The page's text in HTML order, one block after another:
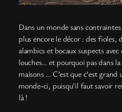
Dans un monde sans
plus encore le décor : des fioles,
alambics et bocaux suspects
louches… et pourquoi pas dans
maisons … C’est que c’est
monde-ci, puisqu’il faut savoir
là !